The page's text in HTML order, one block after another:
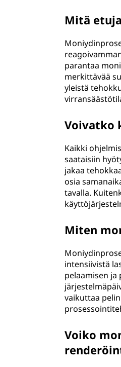
Mitä
parantaa
merkittävää
yleistä
Voivatko
Kaikki
saataisiin
jakaa
osia
tavalla.
Miten
intensiivistä
pelaamisen
vaikuttaa
Voiko